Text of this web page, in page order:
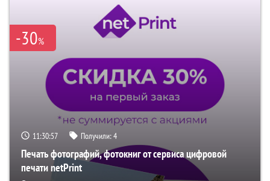
-30%
11:30:56 Получили:4
Печать фотографий, фотокниг от сервиса цифровой
печати netPrint